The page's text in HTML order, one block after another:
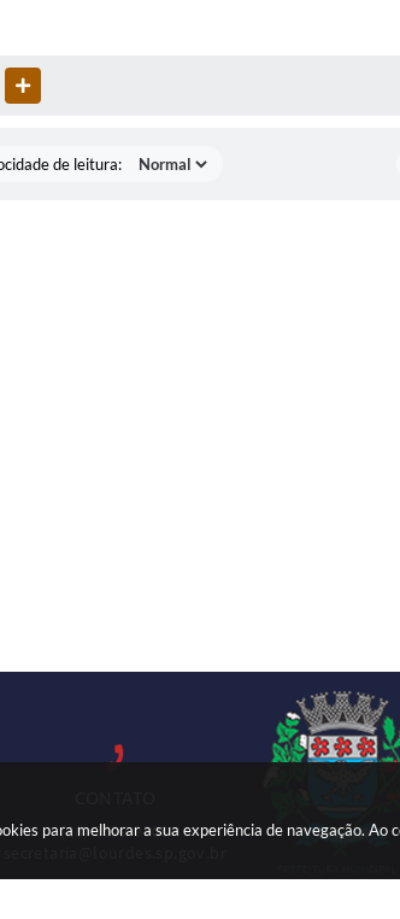
para melhorar a sua experiência de navegação. Ao
WHATSAPP
de leitura:
(18) 3699-9000